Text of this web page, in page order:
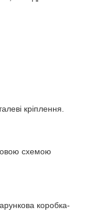
кріплення.
схемою
коробка-